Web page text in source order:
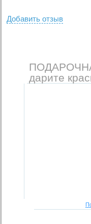
Добавить отзыв
дарите